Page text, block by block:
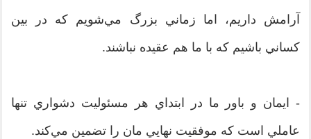
آرامش داريم، اما زماني بزرگ مي‌شويم که در بين
کساني باشيم که با ما هم عقيده نباشند.
- ايمان و باور ما در ابتداي هر مسئوليت دشواري تنها
عاملي است که موفقيت نهايي مان را تضمين مي‌کند.